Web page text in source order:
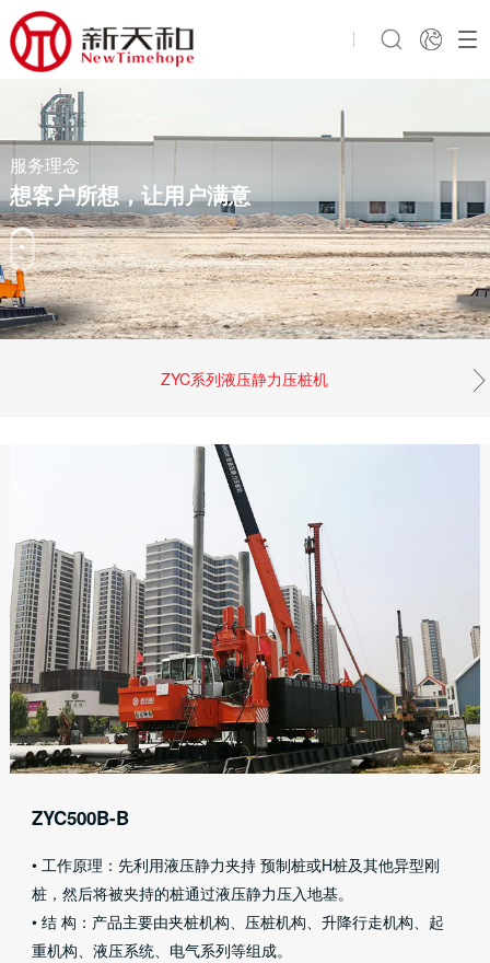
服务理念
想客户所想，让用户满意
ZYC系列液压静力压桩机
ZYC500B-B
• 工作原理：先利用液压静力夹持 预制桩或H桩及其他异型刚
桩，然后将被夹持的桩通过液压静力压入地基。
• 结 构：产品主要由夹桩机构、压桩机构、升降行走机构、起
重机构、液压系统、电气系列等组成。